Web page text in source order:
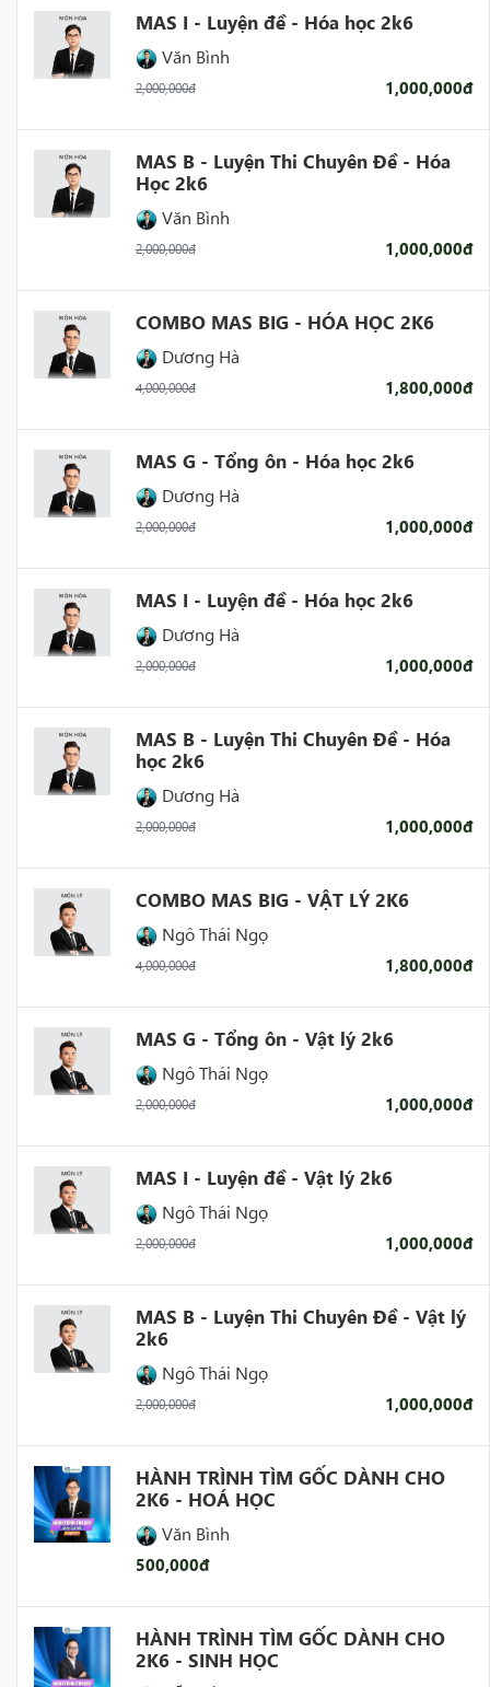
MAS I - Luyện đề - Hóa học 2k6
Văn Bình
2,000,000đ 1,000,000đ
MAS B - Luyện Thi Chuyên Đề - Hóa
Học 2k6
Văn Bình
2,000,000đ 1,000,000đ
COMBO MAS BIG - HÓA HỌC 2K6
Dương Hà
4,000,000đ 1,800,000đ
MAS G - Tổng ôn - Hóa học 2k6
Dương Hà
2,000,000đ 1,000,000đ
MAS I - Luyện đề - Hóa học 2k6
Dương Hà
2,000,000đ 1,000,000đ
MAS B - Luyện Thi Chuyên Đề - Hóa
học 2k6
Dương Hà
2,000,000đ 1,000,000đ
COMBO MAS BIG - VẬT LÝ 2K6
Ngô Thái Ngọ
4,000,000đ 1,800,000đ
MAS G - Tổng ôn - Vật lý 2k6
Ngô Thái Ngọ
2,000,000đ 1,000,000đ
MAS I - Luyện đề - Vật lý 2k6
Ngô Thái Ngọ
2,000,000đ 1,000,000đ
MAS B - Luyện Thi Chuyên Đề - Vật lý
2k6
Ngô Thái Ngọ
2,000,000đ 1,000,000đ
HÀNH TRÌNH TÌM GỐC DÀNH CHO
2K6 - HOÁ HỌC
Văn Bình
500,000đ
HÀNH TRÌNH TÌM GỐC DÀNH CHO
2K6 - SINH HỌC